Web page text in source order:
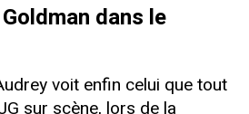
dans le
voit enfin celui que tout
sur scène, lors de la